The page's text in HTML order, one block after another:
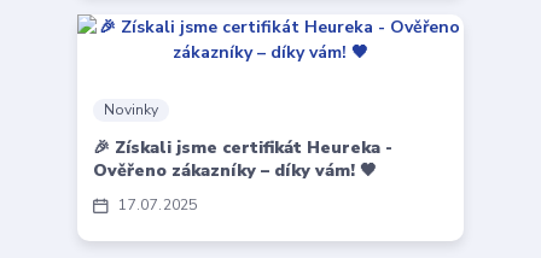
17 07 2025
Novinky
🎉 Získali jsme certifikát Heureka -
Ověřeno zákazníky – díky vám! 🖤